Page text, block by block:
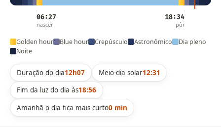
06:27
nascer
18:34
pôr
Golden hour Blue hour Crepúsculo Astronômico
Dia pleno
Noite
Duração do dia12h07 Meio-dia solar12:31
Fim da luz do dia às18:56
Amanhã o dia fica mais curto0 min